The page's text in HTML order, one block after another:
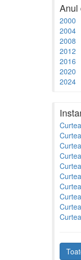
Anul
2000
2004
2008
2012
2016
2020
2024